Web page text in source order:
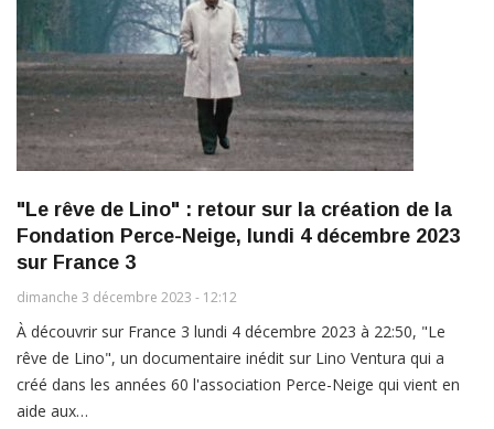
"Le rêve de Lino" : retour sur la création de la
Fondation Perce-Neige, lundi 4 décembre 2023
sur France 3
dimanche 3 décembre 2023 - 12:12
À découvrir sur France 3 lundi 4 décembre 2023 à 22:50, "Le
rêve de Lino", un documentaire inédit sur Lino Ventura qui a
créé dans les années 60 l'association Perce-Neige qui vient en
aide aux…